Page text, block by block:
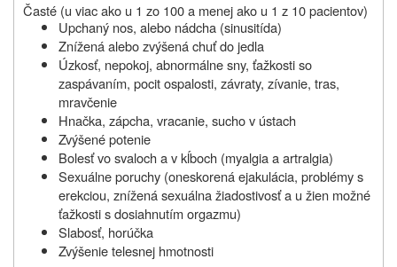
Časté (u viac ako u 1 zo 100 a menej ako u 1 z 10 pacientov)
Upchaný nos, alebo nádcha (sinusitída)
Znížená alebo zvýšená chuť do jedla
Úzkosť, nepokoj, abnormálne sny, ťažkosti so
zaspávaním, pocit ospalosti, závraty, zívanie, tras,
mravčenie
Hnačka, zápcha, vracanie, sucho v ústach
Zvýšené potenie
Bolesť vo svaloch a v kĺboch (myalgia a artralgia)
Sexuálne poruchy (oneskorená ejakulácia, problémy s
erekciou, znížená sexuálna žiadostivosť a u žien možné
ťažkosti s dosiahnutím orgazmu)
Slabosť, horúčka
Zvýšenie telesnej hmotnosti